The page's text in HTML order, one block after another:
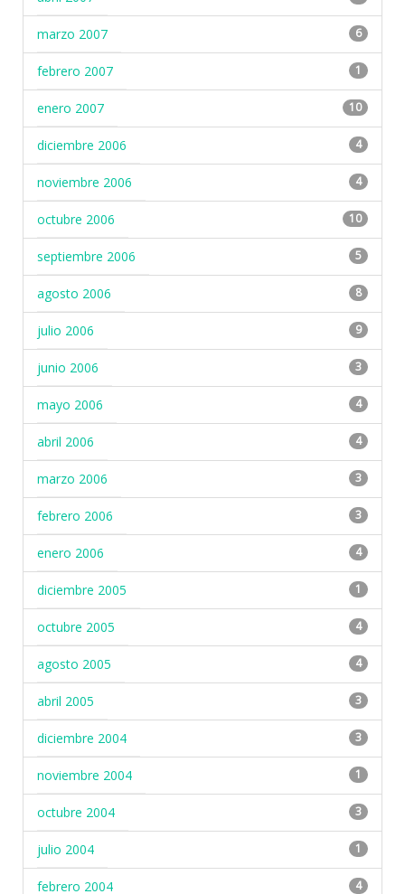
marzo 2007 6
febrero 2007 1
enero 2007 10
diciembre 2006 4
noviembre 2006 4
octubre 2006 10
septiembre 2006 5
agosto 2006 8
julio 2006 9
junio 2006 3
mayo 2006 4
abril 2006 4
marzo 2006 3
febrero 2006 3
enero 2006 4
diciembre 2005 1
octubre 2005 4
agosto 2005 4
abril 2005 3
diciembre 2004 3
noviembre 2004 1
octubre 2004 3
julio 2004 1
febrero 2004 4